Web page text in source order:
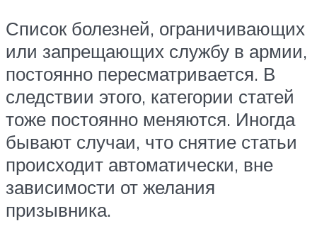
Список болезней, ограничивающих
или запрещающих службу в армии,
постоянно пересматривается. В
следствии этого, категории статей
тоже постоянно меняются. Иногда
бывают случаи, что снятие статьи
происходит автоматически, вне
зависимости от желания
призывника.